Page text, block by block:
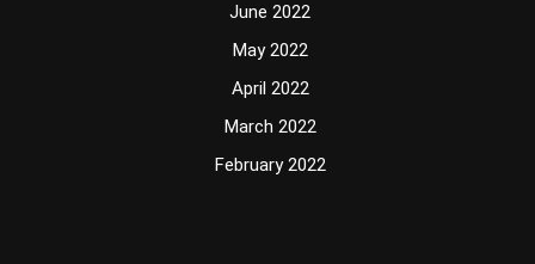
June 2022
May 2022
April 2022
March 2022
February 2022